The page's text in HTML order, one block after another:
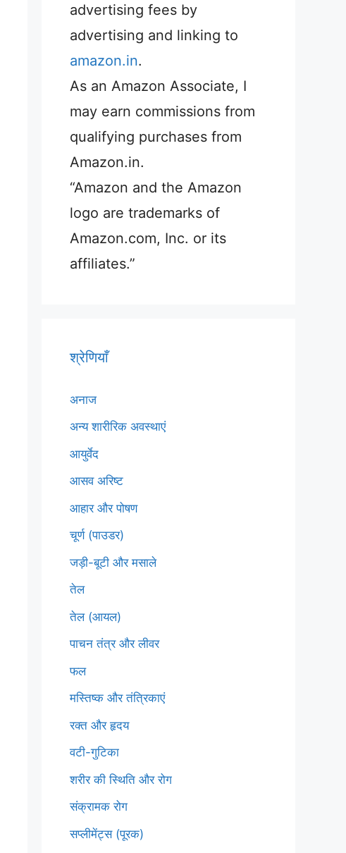
advertising fees by
advertising and linking to
amazon.in.
As an Amazon Associate, I
may earn commissions from
qualifying purchases from
Amazon.in.
“Amazon and the Amazon
logo are trademarks of
Amazon.com, Inc. or its
affiliates.”
श्रेणियाँ
अनाज
अन्य शारीरिक अवस्थाएं
आयुर्वेद
आसव अरिष्ट
आहार और पोषण
चूर्ण (पाउडर)
जड़ी-बूटी और मसाले
तेल
तेल (आयल)
पाचन तंत्र और लीवर
फल
मस्तिष्क और तंत्रिकाएं
रक्त और हृदय
वटी-गुटिका
शरीर की स्थिति और रोग
संक्रामक रोग
सप्लीमेंट्स (पूरक)